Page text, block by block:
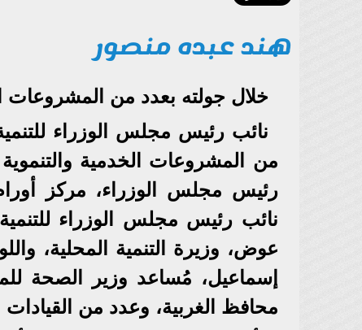
هند عبده منصور
خلال جولته بعدد من المشروعات
نائب رئيس مجلس الوزراء
من المشروعات الخدمية
رئيس مجلس الوزراء، مركز أورام
نائب رئيس مجلس الوزراء
عوض، وزيرة التنمية المحلية،
إسماعيل، مُساعد وزير الصحة
محافظ الغربية، وعدد من القيادات